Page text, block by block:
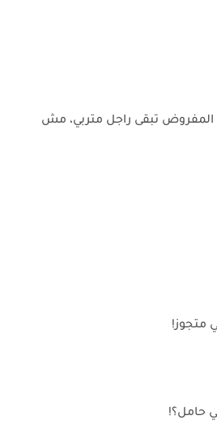
تبقى راجل متربي، مش
متجوز!
حامل؟!